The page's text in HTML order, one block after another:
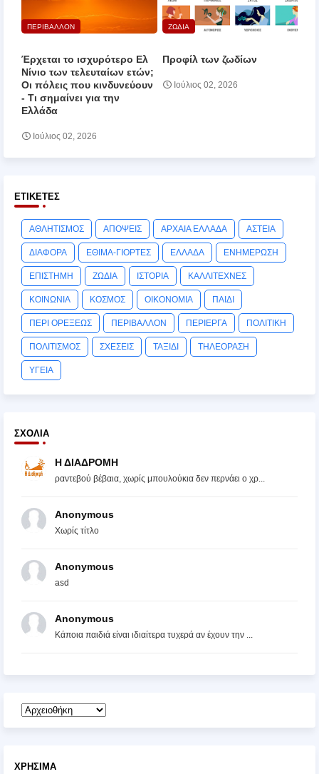
ΠΕΡΙΒΑΛΛΟΝ
Έρχεται το ισχυρότερο Ελ
Νίνιο των τελευταίων ετών;
Οι πόλεις που κινδυνεύουν
‑ Τι σημαίνει για την
Ελλάδα
Ιούλιος 02, 2026
ΖΩΔΙΑ
Προφίλ των ζωδίων
Ιούλιος 02, 2026
ΕΤΙΚΈΤΕΣ
ΑΘΛΗΤΙΣΜΟΣ ΑΠΟΨΕΙΣ ΑΡΧΑΙΑ ΕΛΛΑΔΑ ΑΣΤΕΙΑ
ΔΙΑΦΟΡΑ ΕΘΙΜΑ-ΓΙΟΡΤΕΣ ΕΛΛΑΔΑ ΕΝΗΜΕΡΩΣΗ
ΕΠΙΣΤΗΜΗ ΖΩΔΙΑ ΙΣΤΟΡΙΑ ΚΑΛΛΙΤΕΧΝΕΣ
ΚΟΙΝΩΝΙΑ ΚΟΣΜΟΣ ΟΙΚΟΝΟΜΙΑ ΠΑΙΔΙ
ΠΕΡΙ ΟΡΕΞΕΩΣ ΠΕΡΙΒΑΛΛΟΝ ΠΕΡΙΕΡΓΑ ΠΟΛΙΤΙΚΗ
ΠΟΛΙΤΙΣΜΟΣ ΣΧΕΣΕΙΣ ΤΑΞΙΔΙ ΤΗΛΕΟΡΑΣΗ
ΥΓΕΙΑ
ΣΧΌΛΙΑ
Η ΔΙΑΔΡΟΜΗ
ραντεβού βέβαια, χωρίς μπουλούκια δεν περνάει ο χρ...
Anonymous
Χωρίς τίτλο
Anonymous
asd
Anonymous
Κάποια παιδιά είναι ιδιαίτερα τυχερά αν έχουν την ...
ΧΡΉΣΙΜΑ